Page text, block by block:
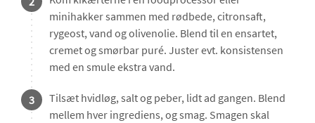
minihakker sammen med rødbede, citronsaft,
rygeost, vand og olivenolie. Blend til en ensartet,
cremet og smørbar puré. Juster evt. konsistensen
med en smule ekstra vand.
3
Tilsæt hvidløg, salt og peber, lidt ad gangen. Blend
mellem hver ingrediens, og smag. Smagen skal